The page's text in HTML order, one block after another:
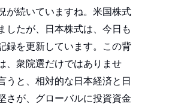
が続いていますね。米国株式
したが、日本株式は、今日も
録を更新しています。この背
、衆院選だけではありませ
うと、相対的な日本経済と日
さが、グローバルに投資資金